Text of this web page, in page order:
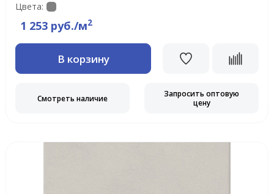
Цвета:
1 253 руб./м2
В корзину
Смотреть наличие
Запросить оптовую
цену